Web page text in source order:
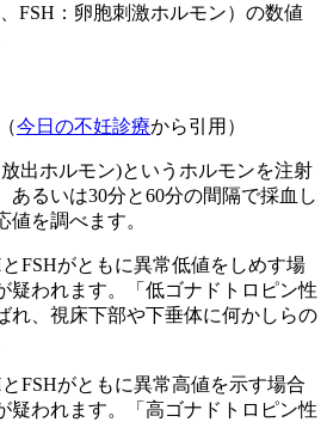
FSH：卵胞刺激ホルモン）の数値
（今日の不妊診療から引用）
出ホルモン)というホルモンを注射
あるいは30分と60分の間隔で採血し
を調べます。
FSHがともに異常低値をしめす場
疑われます。「低ゴナドトロピン性
れ、視床下部や下垂体に何かしらの
FSHがともに異常高値を示す場合
疑われます。「高ゴナドトロピン性